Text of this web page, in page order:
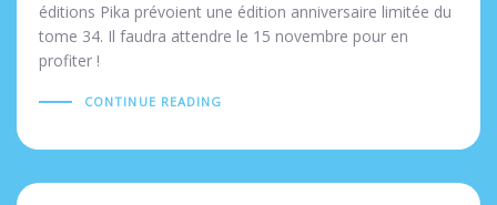
éditions Pika prévoient une édition anniversaire limitée du
tome 34. Il faudra attendre le 15 novembre pour en
profiter !
CONTINUE READING